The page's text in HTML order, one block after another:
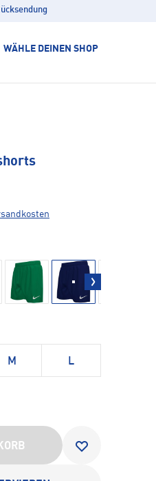
WÄHLE DEINEN SHOP
M L